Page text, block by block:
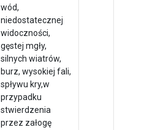
wód,
niedostatecznej
widoczności,
gęstej mgły,
silnych wiatrów,
burz, wysokiej fali,
spływu kry,w
przypadku
stwierdzenia
przez załogę